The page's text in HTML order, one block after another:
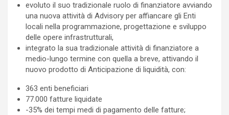
evoluto il suo tradizionale ruolo di finanziatore avviando
una nuova attività di Advisory per affiancare gli Enti
locali nella programmazione, progettazione e sviluppo
delle opere infrastrutturali,
integrato la sua tradizionale attività di finanziatore a
medio-lungo termine con quella a breve, attivando il
nuovo prodotto di Anticipazione di liquidità, con:
363 enti beneficiari
77.000 fatture liquidate
-35% dei tempi medi di pagamento delle fatture;